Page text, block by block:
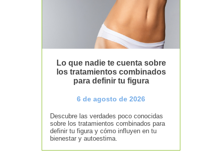
Lo que nadie te cuenta sobre
los tratamientos combinados
para definir tu figura
6 de agosto de 2026
Descubre las verdades poco conocidas
sobre los tratamientos combinados para
definir tu figura y cómo influyen en tu
bienestar y autoestima.